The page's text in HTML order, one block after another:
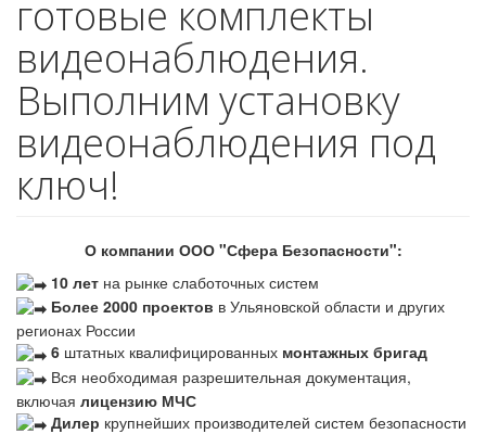
готовые комплекты
видеонаблюдения.
Выполним установку
видеонаблюдения под
ключ!
О компании ООО "Сфера Безопасности":
10 лет на рынке слаботочных систем
Более 2000 проектов в Ульяновской области и других
регионах России
6 штатных квалифицированных монтажных бригад
Вся необходимая разрешительная документация,
включая лицензию МЧС
Дилер крупнейших производителей систем безопасности